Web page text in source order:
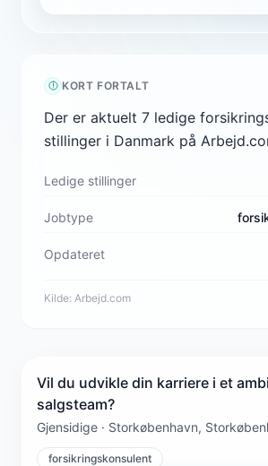
KORT FORTALT
Der er aktuelt 7 ledige
stillinger i Danmark på
Ledige stillinger
Jobtype
Opdateret
Kilde: Arbejd.com
Vil du udvikle din karriere i et
salgsteam?
Gjensidige · Storkøbenhavn,
forsikringskonsulent